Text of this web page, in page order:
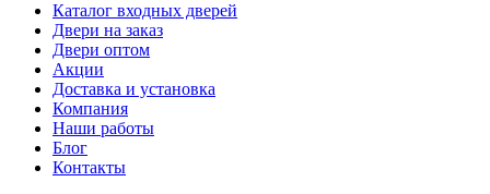
Каталог входных дверей
Двери на заказ
Двери оптом
Акции
Доставка и установка
Компания
Наши работы
Блог
Контакты